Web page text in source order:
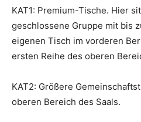
KAT1: Premium-Tische. Hier
geschlossene Gruppe mit bis
eigenen Tisch im vorderen
ersten Reihe des oberen
KAT2: Größere
oberen Bereich des Saals.